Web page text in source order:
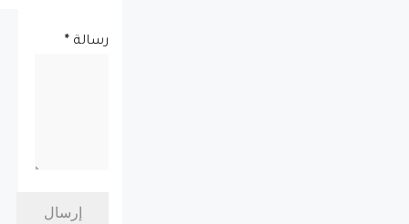
رسالة *